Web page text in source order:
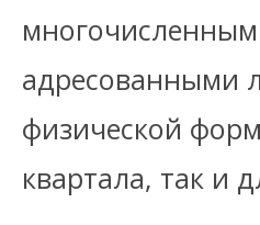
адресованными
физической
квартала, так и